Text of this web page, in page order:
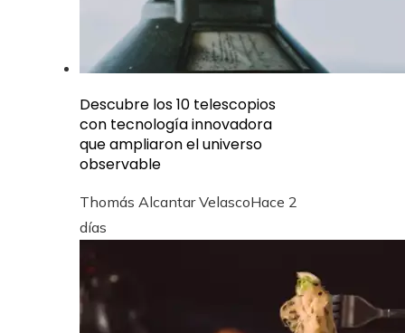
Descubre los 10 telescopios
con tecnología innovadora
que ampliaron el universo
observable
Thomás Alcantar VelascoHace 2
días